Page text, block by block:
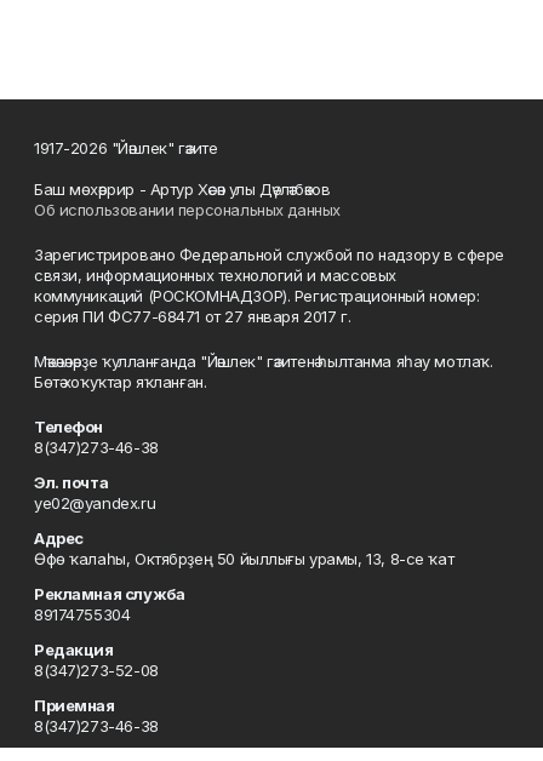
1917-2026 "Йәшлек" гәзите
Баш мөхәррир - Артур Хәсән улы Дәүләтбәков
Об использовании персональных данных
Зарегистрировано Федеральной службой по надзору в сфере
связи, информационных технологий и массовых
коммуникаций (РОСКОМНАДЗОР). Регистрационный номер:
серия ПИ ФС77-68471 от 27 января 2017 г.
Мәҡәләләрҙе ҡулланғанда "Йәшлек" гәзитенә һылтанма яһау мотлаҡ.
Бөтә хоҡуҡтар яҡланған.
Телефон
8(347)273-46-38
Эл. почта
ye02@yandex.ru
Адрес
Өфө ҡалаһы, Октябрҙең 50 йыллығы урамы, 13, 8-се ҡат
Рекламная служба
89174755304
Редакция
8(347)273-52-08
Приемная
8(347)273-46-38